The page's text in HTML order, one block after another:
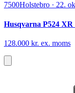
7500Holstebro · 22.
Husqvarna P524
128.000 kr. ex. moms